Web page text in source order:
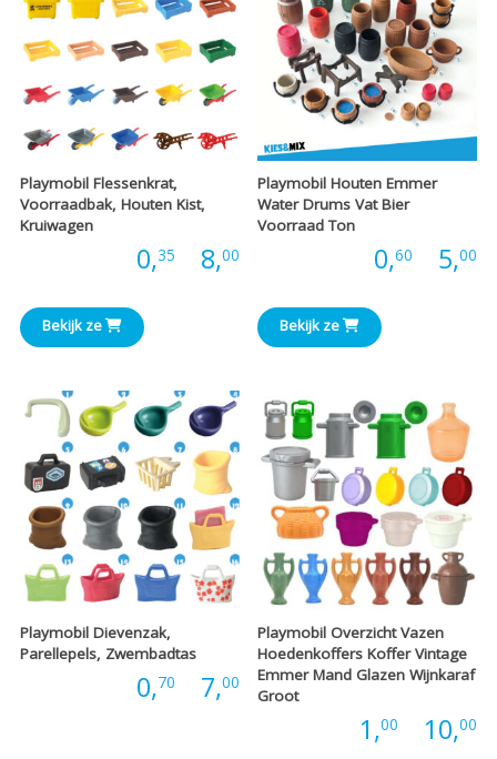
Playmobil Flessenkrat,
Voorraadbak, Houten Kist,
Kruiwagen
0,35 8,00Prijsklasse:
€0,35
tot
€8,00
Bekijk ze
Playmobil Houten Emmer
Water Drums Vat Bier
Voorraad Ton
0,60 5,00
Bekijk ze
Playmobil Dievenzak,
Parellepels, Zwembadtas
0,70 7,00Prijsklasse:
Playmobil Overzicht Vazen
Hoedenkoffers Koffer Vintage
Emmer Mand Glazen Wijnkaraf
Groot
1,00 10,00